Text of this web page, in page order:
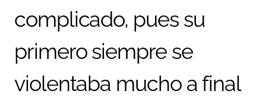
complicado, pues su
primero siempre se
violentaba mucho a final